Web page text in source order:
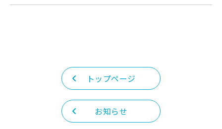
トップページ
お知らせ